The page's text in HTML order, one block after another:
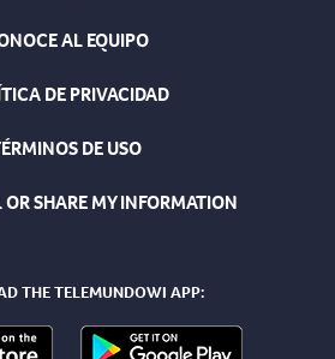
AL EQUIPO
DE PRIVACIDAD
DE USO
OR SHARE MY INFORMATION
THE TELEMUNDOWI APP: